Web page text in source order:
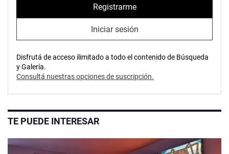
Registrarme
Iniciar sesión
Disfrutá de acceso ilimitado a todo el contenido de Búsqueda
y Galería.
Consultá nuestras opciones de suscripción.
TE PUEDE INTERESAR